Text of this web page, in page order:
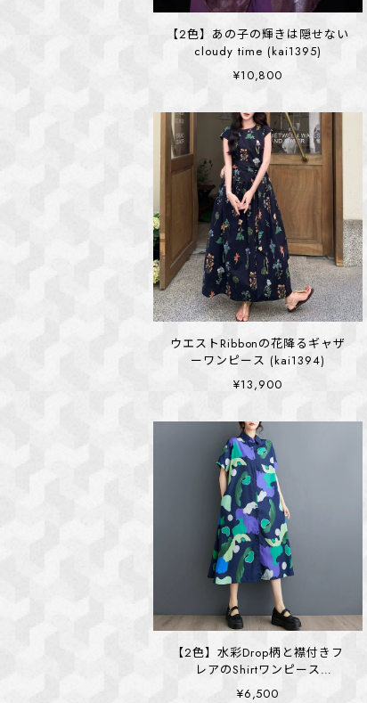
【2色】あの子の輝きは隠せない
cloudy time (kai1395)
¥10,800
ウエストRibbonの花降るギャザ
ーワンピース (kai1394)
¥13,900
【2色】水彩Drop柄と襟付きフ
レアのShirtワンピース
(kai1385)
¥6,500